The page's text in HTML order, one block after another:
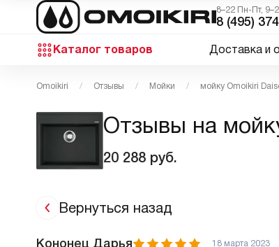
8–22 Пн-Пт,
8 (495)
Каталог товаров Доставка и
Omoikiri Отзывы Мойки мойку Omoikiri
Отзывы на
20 288 руб.
Вернуться назад
Кононец Дарья 18 марта 2023